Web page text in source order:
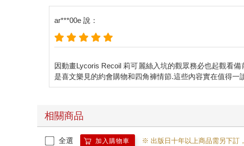
ar***00e 說：
因動畫Lycoris Recoil 莉可麗絲入坑的觀眾務必也起觀看
相關商品
全選 加入購物車 ※ 出版日十年以上商品需另下訂